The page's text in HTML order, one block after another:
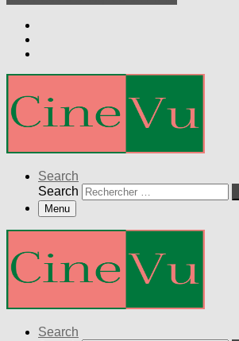
Search
Search
Menu
Search